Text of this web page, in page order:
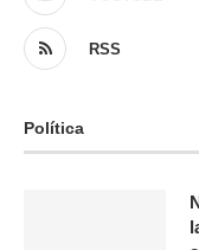
RSS
Política